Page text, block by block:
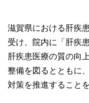
滋賀県における肝疾
受け、院内に「肝疾
肝疾患医療の質の向
整備を図るとともに
対策を推進すること